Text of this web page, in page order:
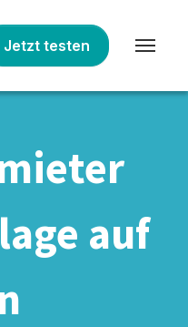
Jetzt testen
auf